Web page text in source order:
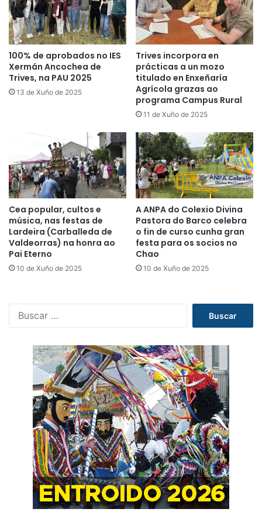
100% de aprobados no IES
Xermán Ancochea de
Trives, na PAU 2025
13 de Xuño de 2025
Trives incorpora en
prácticas a un mozo
titulado en Enxeñaría
Agrícola grazas ao
programa Campus Rural
11 de Xuño de 2025
Cea popular, cultos e
música, nas festas de
Lardeira (Carballeda de
Valdeorras) na honra ao
Pai Eterno
10 de Xuño de 2025
A ANPA do Colexio Divina
Pastora do Barco celebra
o fin de curso cunha gran
festa para os socios no
Chao
10 de Xuño de 2025
c
a
r
: